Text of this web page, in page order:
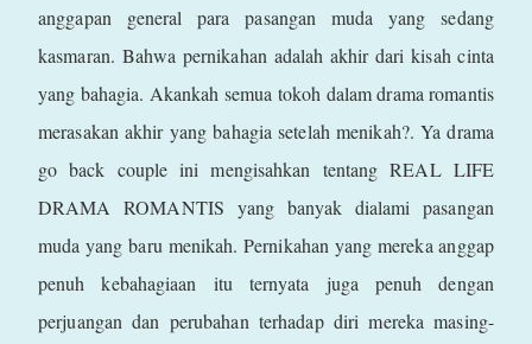
anggapan general para pasangan muda yang sedang
kasmaran. Bahwa pernikahan adalah akhir dari kisah cinta
yang bahagia. Akankah semua tokoh dalam drama romantis
merasakan akhir yang bahagia setelah menikah?. Ya drama
go back couple ini mengisahkan tentang REAL LIFE
DRAMA ROMANTIS yang banyak dialami pasangan
muda yang baru menikah. Pernikahan yang mereka anggap
penuh kebahagiaan itu ternyata juga penuh dengan
perjuangan dan perubahan terhadap diri mereka masing-